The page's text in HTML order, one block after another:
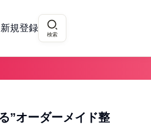
規登録
検索
”オーダーメイド整